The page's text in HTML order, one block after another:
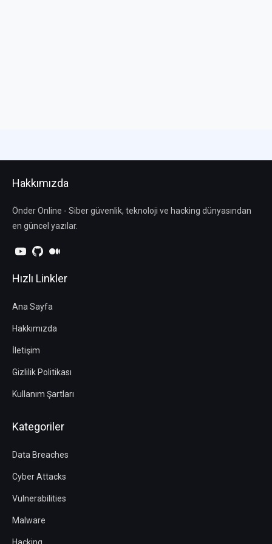
Hakkımızda
Önder Online - Siber güvenlik, teknoloji ve hacking dünyasından
en güncel yazılar.
Hızlı Linkler
Ana Sayfa
Hakkımızda
İletişim
Gizlilik Politikası
Kullanım Şartları
Kategoriler
Data Breaches
Cyber Attacks
Vulnerabilities
Malware